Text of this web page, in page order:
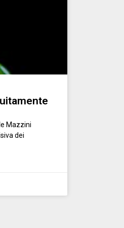
Mazzini
dei